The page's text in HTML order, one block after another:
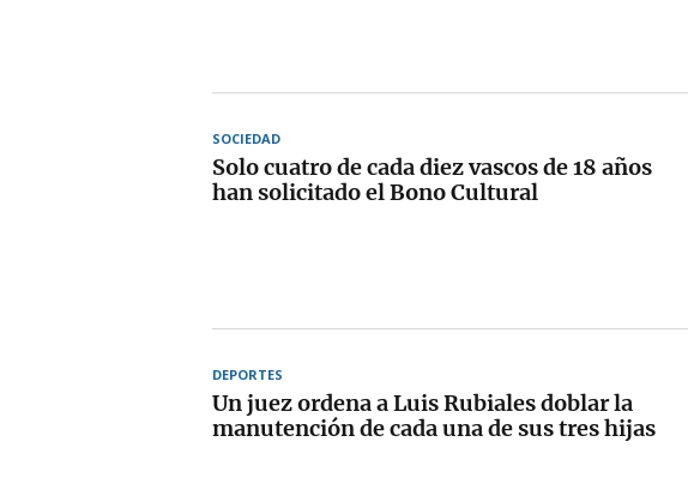
SOCIEDAD
Solo cuatro de cada diez vascos de 18 años
han solicitado el Bono Cultural
DEPORTES
Un juez ordena a Luis Rubiales doblar la
manutención de cada una de sus tres hijas